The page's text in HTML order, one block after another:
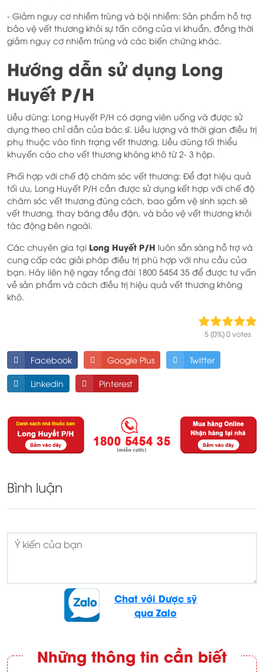
- Giảm nguy cơ nhiễm trùng và bội nhiễm: Sản phẩm hỗ trợ
bảo vệ vết thương khỏi sự tấn công của vi khuẩn, đồng thời
giảm nguy cơ nhiễm trùng và các biến chứng khác.
Hướng dẫn sử dụng Long
Huyết P/H
Liều dùng: Long Huyết P/H có dạng viên uống và được sử
dụng theo chỉ dẫn của bác sĩ. Liều lượng và thời gian điều trị
phụ thuộc vào tình trạng vết thương. Liều dùng tối thiểu
khuyến cáo cho vết thương không khô từ 2- 3 hộp.
Phối hợp với chế độ chăm sóc vết thương: Để đạt hiệu quả
tối ưu, Long Huyết P/H cần được sử dụng kết hợp với chế độ
chăm sóc vết thương đúng cách, bao gồm vệ sinh sạch sẽ
vết thương, thay băng đều đặn, và bảo vệ vết thương khỏi
tác động bên ngoài.
Các chuyên gia tại Long Huyết P/H luôn sẵn sàng hỗ trợ và
cung cấp các giải pháp điều trị phù hợp với nhu cầu của
bạn. Hãy liên hệ ngay tổng đài 1800 5454 35 để được tư vấn
về sản phẩm và cách điều trị hiệu quả vết thương không
khô.
5 (0%) 0 votes
Facebook Google Plus Twitter
Linkedin Pinterest
Bình luận
Chat với Dược sỹ
qua Zalo
Những thông tin cần biết